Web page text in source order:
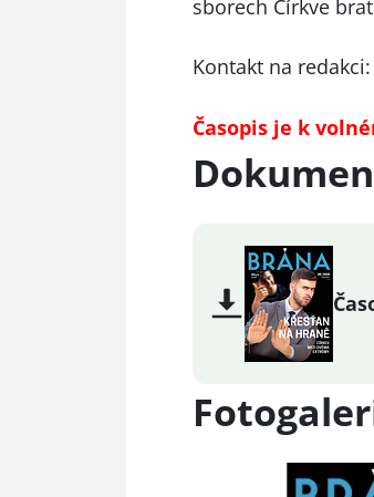
sborech Církve
Kontakt na redakci:
Časopis je k